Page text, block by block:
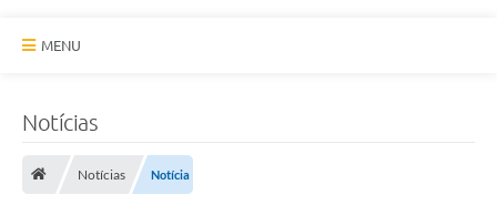
MENU
Serviços Online
Notícias
Notícias Notícia